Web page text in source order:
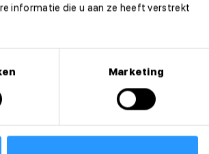
informatie die u aan ze heeft verstrekt
Marketing